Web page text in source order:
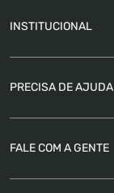
INSTITUCIONAL
PRECISA DE AJUDA
FALE COM A GENTE